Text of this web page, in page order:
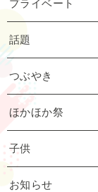
プライベート
話題
つぶやき
ほかほか祭
子供
お知らせ